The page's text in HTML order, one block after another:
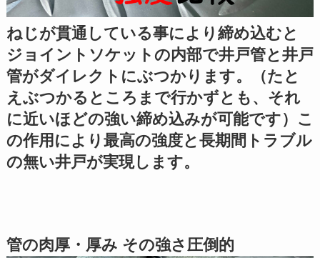
ねじが貫通している事により締め込むと
ジョイントソケットの内部で井戸管と井戸
管がダイレクトにぶつかります。（たと
えぶつかるところまで行かずとも、それ
に近いほどの強い締め込みが可能です）こ
の作用により最高の強度と長期間トラブル
の無い井戸が実現します。
管の肉厚・厚み その強さ圧倒的